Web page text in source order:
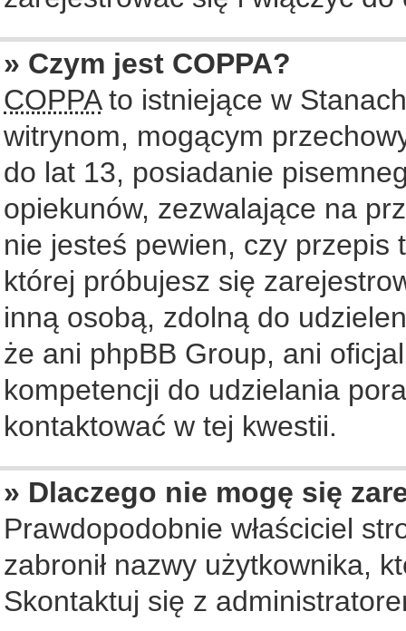
» Czym jest COPPA?
COPPAto istniejące w
witrynom, mogącym
do lat 13, posiadanie
opiekunów, zezwalające na
nie jesteś pewien, czy przepis
której próbujesz się
inną osobą, zdolną do
że ani phpBB Group, ani
kompetencji do udzielania
kontaktować w tej kwestii.
» Dlaczego nie mogę się
Prawdopodobnie właściciel
zabronił nazwy użytkownika,
Skontaktuj się z